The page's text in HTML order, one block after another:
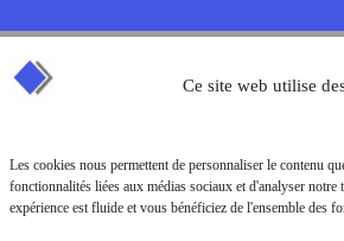
Ce site web utilise
Les cookies nous permettent de personnaliser le contenu
fonctionnalités liées aux médias sociaux et d'analyser
expérience est fluide et vous bénéficiez de l'ensemble des
Témoignages
GCC
PRESANCE
25 Av. ZAC de